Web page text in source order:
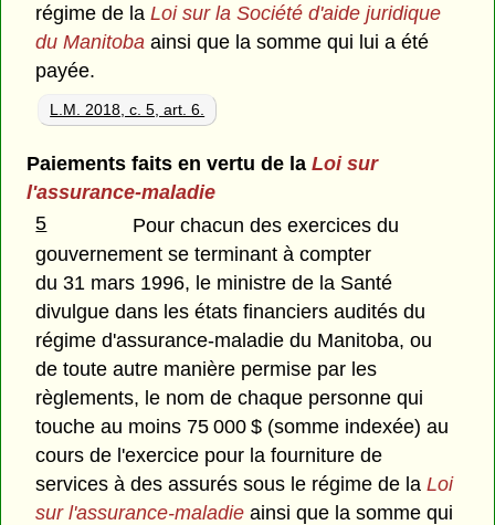
régime de laLoi sur la Société d'aide juridique
du Manitoba ainsi que la somme qui lui a été
payée.
L.M. 2018, c. 5, art. 6.
Paiements faits en vertu de la Loi sur
l'assurance-maladie
5
Pour chacun des exercices du
gouvernement se terminant à compter
du 31 mars 1996, le ministre de la Santé
divulgue dans les états financiers audités du
régime d'assurance-maladie du Manitoba, ou
de toute autre manière permise par les
règlements, le nom de chaque personne qui
touche au moins 75 000 $ (somme indexée) au
cours de l'exercice pour la fourniture de
services à des assurés sous le régime de laLoi
sur l'assurance-maladie ainsi que la somme qui